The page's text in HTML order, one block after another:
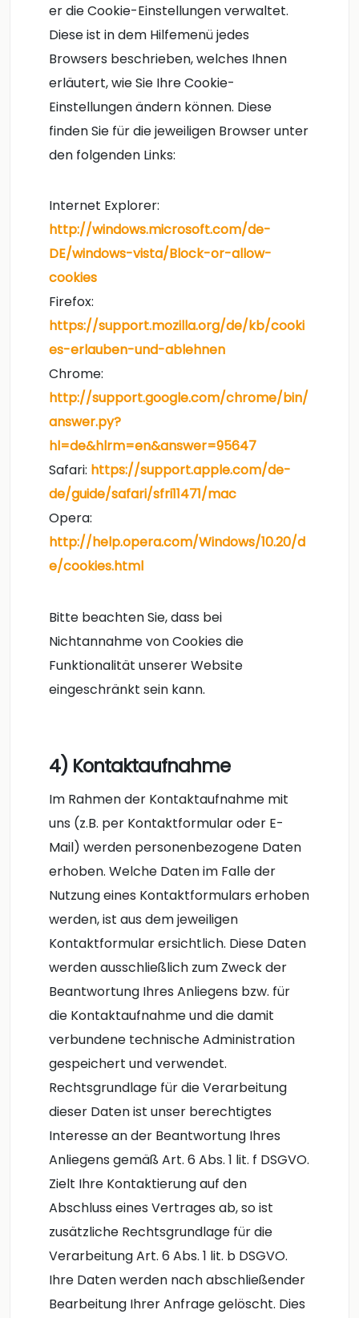
er die Cookie-Einstellungen verwaltet.
Diese ist in dem Hilfemenü jedes
Browsers beschrieben, welches Ihnen
erläutert, wie Sie Ihre Cookie-
Einstellungen ändern können. Diese
finden Sie für die jeweiligen Browser unter
den folgenden Links:
Internet Explorer:
http://windows.microsoft.com/de-
DE/windows-vista/Block-or-allow-
cookies
Firefox:
https://support.mozilla.org/de/kb/cooki
es-erlauben-und-ablehnen
Chrome:
http://support.google.com/chrome/bin/
answer.py?
hl=de&hlrm=en&answer=95647
Safari: https://support.apple.com/de-
de/guide/safari/sfri11471/mac
Opera:
http://help.opera.com/Windows/10.20/d
e/cookies.html
Bitte beachten Sie, dass bei
Nichtannahme von Cookies die
Funktionalität unserer Website
eingeschränkt sein kann.
4) Kontaktaufnahme
Im Rahmen der Kontaktaufnahme mit
uns (z.B. per Kontaktformular oder E-
Mail) werden personenbezogene Daten
erhoben. Welche Daten im Falle der
Nutzung eines Kontaktformulars erhoben
werden, ist aus dem jeweiligen
Kontaktformular ersichtlich. Diese Daten
werden ausschließlich zum Zweck der
Beantwortung Ihres Anliegens bzw. für
die Kontaktaufnahme und die damit
verbundene technische Administration
gespeichert und verwendet.
Rechtsgrundlage für die Verarbeitung
dieser Daten ist unser berechtigtes
Interesse an der Beantwortung Ihres
Anliegens gemäß Art. 6 Abs. 1 lit. f DSGVO.
Zielt Ihre Kontaktierung auf den
Abschluss eines Vertrages ab, so ist
zusätzliche Rechtsgrundlage für die
Verarbeitung Art. 6 Abs. 1 lit. b DSGVO.
Ihre Daten werden nach abschließender
Bearbeitung Ihrer Anfrage gelöscht. Dies